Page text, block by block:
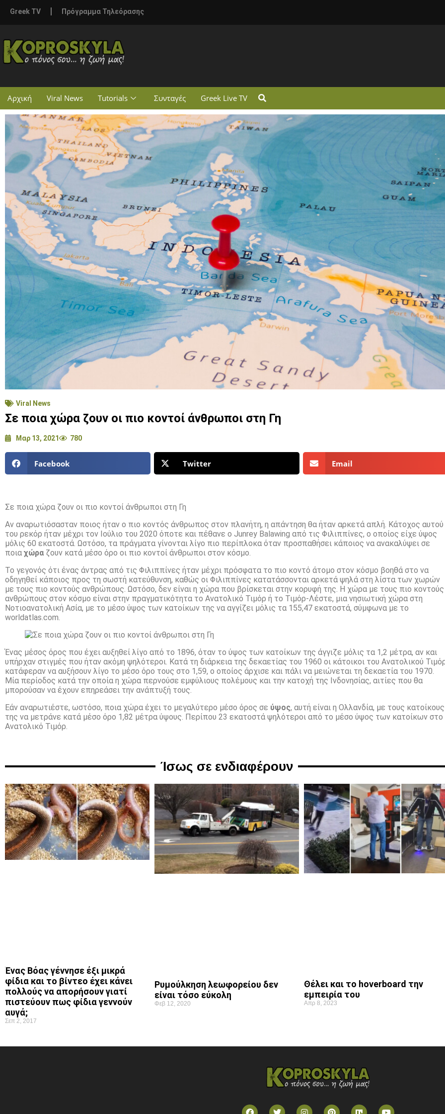
Greek TV Πρόγραμμα Τηλεόρασης
Αρχική Viral News Tutorials Συνταγές Greek Live TV
Viral News
Σε ποια χώρα ζουν οι πιο κοντοί άνθρωποι στη Γη
Μαρ 13, 2021 780
Facebook Twitter Email
Σε ποια χώρα ζουν οι πιο κοντοί άνθρωποι στη Γη
Αν αναρωτιόσασταν ποιος ήταν ο πιο κοντός άνθρωπος στον πλανήτη, η απάντηση θα ήταν αρκετά απλή. Κάτοχος αυτού
του ρεκόρ ήταν μέχρι τον Ιούλιο του 2020 όποτε και πέθανε ο Junrey Balawing από τις Φιλιππίνες, ο οποίος είχε ύψος
μόλις 60 εκατοστά. Ωστόσο, τα πράγματα γίνονται λίγο πιο περίπλοκα όταν προσπαθήσει κάποιος να ανακαλύψει σε
ποια χώρα ζουν κατά μέσο όρο οι πιο κοντοί άνθρωποι στον κόσμο.
Το γεγονός ότι ένας άντρας από τις Φιλιππίνες ήταν μέχρι πρόσφατα το πιο κοντό άτομο στον κόσμο βοηθά στο να
οδηγηθεί κάποιος προς τη σωστή κατεύθυνση, καθώς οι Φιλιππίνες κατατάσσονται αρκετά ψηλά στη λίστα των χωρών
με τους πιο κοντούς ανθρώπους. Ωστόσο, δεν είναι η χώρα που βρίσκεται στην κορυφή της. Η χώρα με τους πιο κοντούς
ανθρώπους στον κόσμο είναι στην πραγματικότητα το Ανατολικό Τιμόρ ή το Τιμόρ-Λέστε, μια νησιωτική χώρα στη
Νοτιοανατολική Ασία, με το μέσο ύψος των κατοίκων της να αγγίζει μόλις τα 155,47 εκατοστά, σύμφωνα με το
worldatlas.com.
Ένας μέσος όρος που έχει αυξηθεί λίγο από το 1896, όταν το ύψος των κατοίκων της άγγιζε μόλις τα 1,2 μέτρα, αν και
υπήρχαν στιγμές που ήταν ακόμη ψηλότεροι. Κατά τη διάρκεια της δεκαετίας του 1960 οι κάτοικοι του Ανατολικού
κατάφεραν να αυξήσουν λίγο το μέσο όρο τους στο 1,59, ο οποίος άρχισε και πάλι να μειώνεται τη δεκαετία του 1970.
Μία περίοδος κατά την οποία η χώρα περνούσε εμφύλιους πολέμους και την κατοχή της Ινδονησίας, αιτίες που θα
μπορούσαν να έχουν επηρεάσει την ανάπτυξή τους.
Εάν αναρωτιέστε, ωστόσο, ποια χώρα έχει το μεγαλύτερο μέσο όρος σε ύψος, αυτή είναι η Ολλανδία, με τους κατοίκους
της να μετράνε κατά μέσο όρο 1,82 μέτρα ύψους. Περίπου 23 εκατοστά ψηλότεροι από το μέσο ύψος των κατοίκων στο
Ανατολικό Τιμόρ.
Ίσως σε ενδιαφέρουν
Ένας Βόας γέννησε έξι μικρά
φίδια και το βίντεο έχει κάνει
πολλούς να απορήσουν γιατί
πιστεύουν πως φίδια γεννούν
αυγά;
Σεπ 2, 2017
Ρυμούλκηση λεωφορείου δεν
είναι τόσο εύκολη
Φεβ 12, 2020
Θέλει και το hoverboard την
εμπειρία του
Απρ 8, 2023